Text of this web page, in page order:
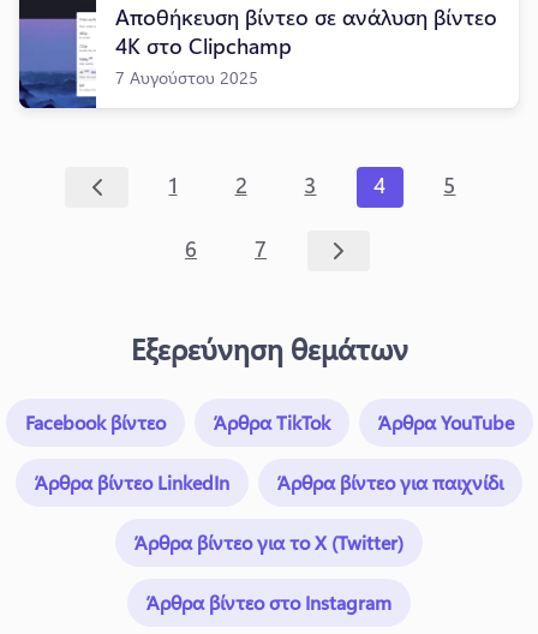
Αποθήκευση βίντεο σε ανάλυση βίντεο
4K στο Clipchamp
7 Αυγούστου 2025
1 2 3 4 5
6 7
Εξερεύνηση θεμάτων
Facebook βίντεο Άρθρα TikTok Άρθρα YouTube
Άρθρα βίντεο LinkedIn Άρθρα βίντεο για παιχνίδι
Άρθρα βίντεο για το X (Twitter)
Άρθρα βίντεο στο Instagram